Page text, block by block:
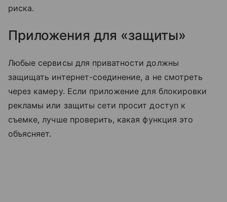
риска.
Приложения для «защиты»
Любые сервисы для приватности должны
защищать интернет-соединение, а не смотреть
через камеру. Если приложение для блокировки
рекламы или защиты сети просит доступ к
съемке, лучше проверить, какая функция это
объясняет.